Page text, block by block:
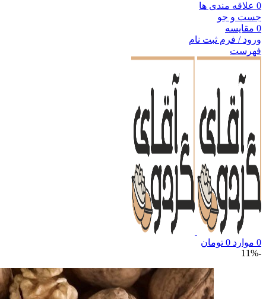
0 علاقه مندی ها
جست و جو
0 مقایسه
ورود / فرم ثبت نام
فهرست
0 موارد 0 تومان
-11%